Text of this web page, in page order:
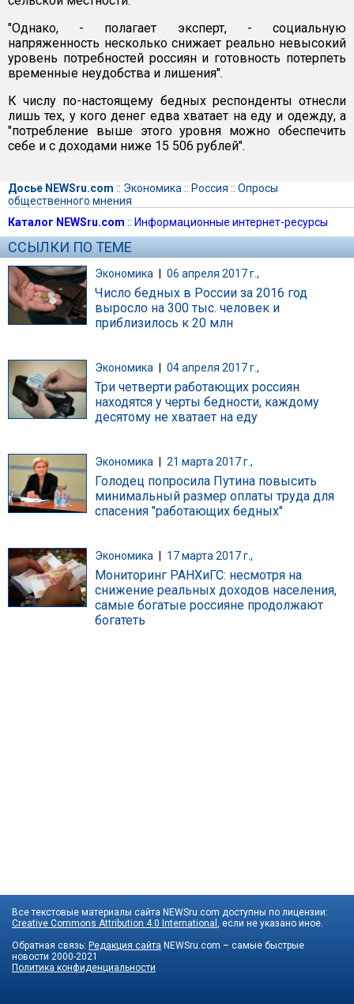
"Однако, - полагает эксперт, - социальную
напряженность несколько снижает реально невысокий
уровень потребностей россиян и готовность потерпеть
временные неудобства и лишения".
К числу по-настоящему бедных респонденты отнесли
лишь тех, у кого денег едва хватает на еду и одежду, а
"потребление выше этого уровня можно обеспечить
себе и с доходами ниже 15 506 рублей".
Досье NEWSru.com :: Экономика :: Россия :: Опросы
общественного мнения
Каталог NEWSru.com :: Информационные интернет-ресурсы
ССЫЛКИ ПО ТЕМЕ
Экономика | 06 апреля 2017 г.,
Число бедных в России за 2016 год
выросло на 300 тыс. человек и
приблизилось к 20 млн
Экономика 04 апреля 2017 г.,
Три четверти работающих россиян
находятся у черты бедности, каждому
десятому не хватает на еду
Экономика 21 марта 2017 г.,
Голодец попросила Путина повысить
минимальный размер оплаты труда для
спасения "работающих бедных"
Экономика 17 марта 2017 г.,
Мониторинг РАНХиГС: несмотря на
снижение реальных доходов населения,
самые богатые россияне продолжают
богатеть
Все текстовые материалы сайта NEWSru.com доступны по лицензии:
Creative Commons Attribution 4.0 International
, если не указано иное.
Обратная связь: Редакция сайта NEWSru.com – самые быстрые
новости 2000-2021
Политика конфиденциальности